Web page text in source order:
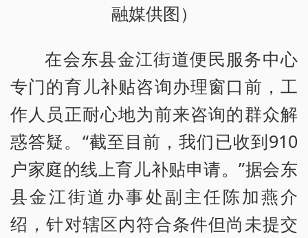
融媒供图）
在会东县金江街道便民服务中心
专门的育儿补贴咨询办理窗口前，工
作人员正耐心地为前来咨询的群众解
惑答疑。“截至目前，我们已收到910
户家庭的线上育儿补贴申请。”据会东
县金江街道办事处副主任陈加燕介
绍，针对辖区内符合条件但尚未提交